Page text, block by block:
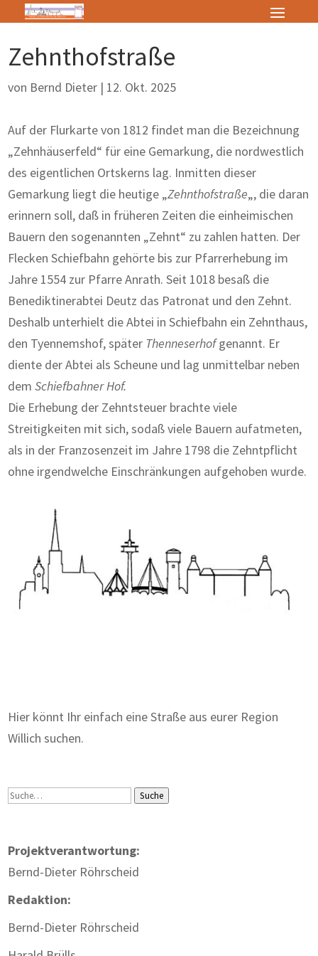
Zehnthofstraße
von Bernd Dieter | 12. Okt. 2025
Auf der Flurkarte von 1812 findet man die Bezeichnung
„Zehnhäuserfeld“ für eine Gemarkung, die nordwestlich
des eigentlichen Ortskerns lag. Inmitten die­ser
Gemarkung liegt die heutige „Zehnthofstraße„, die daran
erinnern soll, daß in früheren Zeiten die einhei­mischen
Bauern den sogenannten „Zehnt“ zu zahlen hatten. Der
Flecken Schiefbahn gehörte bis zur Pfarrerhebung im
Jahre 1554 zur Pfarre Anrath. Seit 1018 besaß die
Benediktinerabtei Deutz das Patronat und den Zehnt.
Deshalb unterhielt die Abtei in Schiefbahn ein Zehnthaus,
den Tyennemshof, später Thenneserhofge­nannt. Er
diente der Abtei als Scheune und lag unmittelbar neben
demSchiefbahner Hof.
Die Erhebung der Zehntsteuer brachte viele
Streitigkeiten mit sich, sodaß viele Bauern aufatmeten,
als in der Franzosenzeit im Jahre 1798 die Zehntpflicht
ohne irgendwelche Einschränkungen aufgehoben wurde.
Hier könnt Ihr einfach eine Straße aus eurer Region
Willich suchen.
Suche Suche
Projektverantwortung:
Bernd-Dieter Röhrscheid
Redaktion:
Bernd-Dieter Röhrscheid